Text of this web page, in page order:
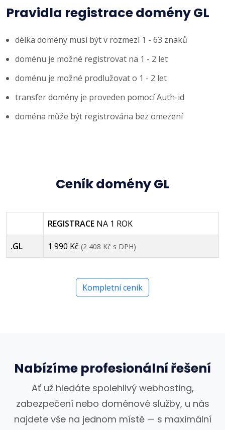
Pravidla registrace domény GL
délka domény musí být v rozmezí 1 - 63 znaků
doménu je možné registrovat na 1 - 2 let
doménu je možné prodlužovat o 1 - 2 let
transfer domény je proveden pomocí Auth-id
doména může být registrována bez omezení
Ceník domény GL
REGISTRACE NA 1 ROK
.GL 1 990 Kč (2 408 Kč s DPH)
Kompletní ceník
Nabízíme profesionální řešení
Ať už hledáte spolehlivý webhosting,
zabezpečení nebo doménové služby, u nás
najdete vše na jednom místě — s maximální